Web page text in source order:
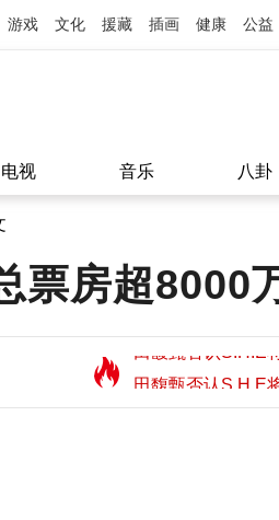
游戏 文化 援藏 插画 健康 公益
电视 音乐 八卦
票房超8000
田馥甄否认S.H.E
望11:08
田馥甄否认S.H.E